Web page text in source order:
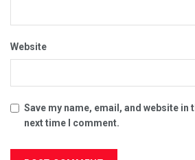
Website
Save my name, email, and website
next time I comment.